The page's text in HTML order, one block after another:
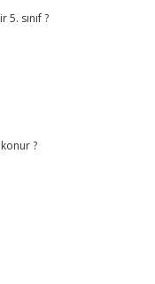
5. sınıf ?
?